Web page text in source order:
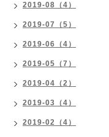
2019-08（4）
2019-07（5）
2019-06（4）
2019-05（7）
2019-04（2）
2019-03（4）
2019-02（4）